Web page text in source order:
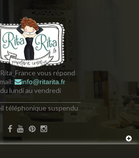
vous répond
info@ritarita.fr
du lundi au vendredi
téléphonique suspendu